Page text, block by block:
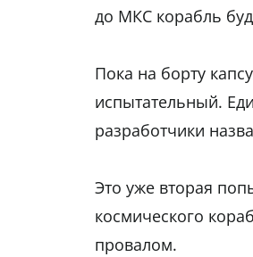
до МКС корабль
Пока на борту
испытательный.
разработчики
Это уже вторая
космического
провалом.